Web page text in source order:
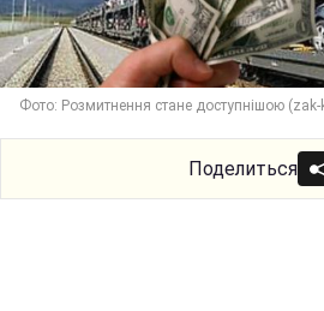
Фото: Розмитнення стане доступнішою (zak-
Поделиться